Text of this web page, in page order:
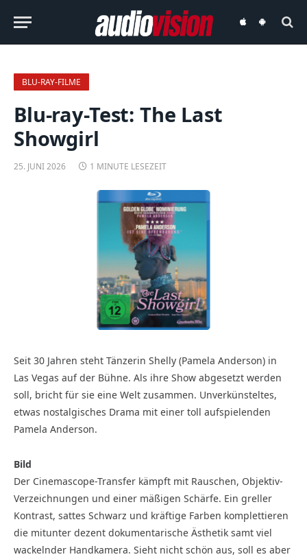
audiovisionaudiovision
BLU-RAY-FILME
Blu-ray-Test: The Last
Showgirl
25. JUNI 2026 1 MINUTE LESEZEIT
Seit 30 Jahren steht Tänzerin Shelly (Pamela Anderson) in
Las Vegas auf der Bühne. Als ihre Show abgesetzt werden
soll, bricht für sie eine Welt zusammen. Unverkünsteltes,
etwas nostalgisches Drama mit einer toll aufspielenden
Pamela Anderson.
Bild
Der Cinemascope-Transfer kämpft mit Rauschen, Objektiv-
Verzeichnungen und einer mäßigen Schärfe. Ein greller
Kontrast, sattes Schwarz und kräftige Farben komplettieren
die mitunter dezent dokumentarische Ästhetik samt viel
wackelnder Handkamera. Sieht nicht schön aus, soll es aber